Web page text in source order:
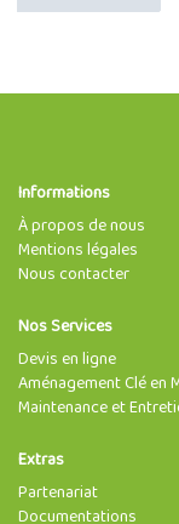
Informations
À propos de nous
Mentions légales
Nous contacter
Nos Services
Devis en ligne
Aménagement Clé en
Maintenance et
Extras
Partenariat
Documentations